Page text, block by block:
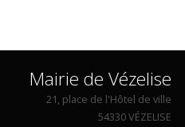
Mairie de Vézelise
21, place de l'Hôtel de ville
54330 VÉZELISE